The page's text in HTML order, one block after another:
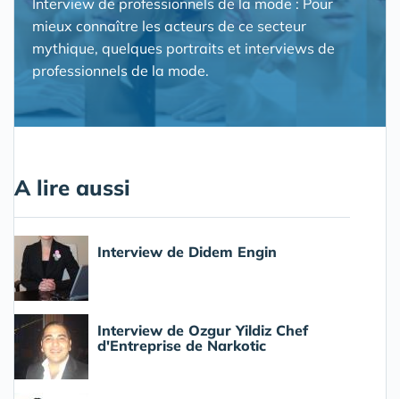
Interview de professionnels de la mode : Pour
mieux connaître les acteurs de ce secteur
mythique, quelques portraits et interviews de
professionnels de la mode.
A lire aussi
Interview de Didem Engin
Interview de Ozgur Yildiz Chef
d'Entreprise de Narkotic